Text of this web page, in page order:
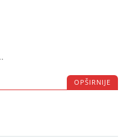
OPŠIRNIJE